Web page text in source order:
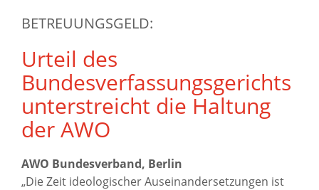
BETREUUNGSGELD:
Urteil des
Bundesverfassungsgerichts
unterstreicht die Haltung
der AWO
AWO Bundesverband, Berlin
„Die Zeit ideologischer Auseinandersetzungen ist